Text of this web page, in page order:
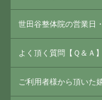
世田谷整体院の営業日
よく頂く質問【Ｑ＆Ａ】
ご利用者様から頂いた